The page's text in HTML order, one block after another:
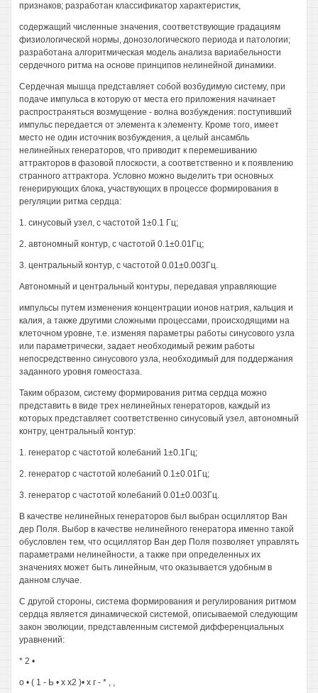
признаков; разработан классификатор характеристик,
содержащий численные значения, соответствующие градациям
физиологической нормы, донозологического периода и патологии;
разработана алгоритмическая модель анализа вариабельности
сердечного ритма на основе принципов нелинейной динамики.
Сердечная мышца представляет собой возбудимую систему, при
подаче импульса в которую от места его приложения начинает
распространяться возмущение - волна возбуждения: поступивший
импульс передается от элемента к элементу. Кроме того, имеет
место не один источник возбуждения, а целый ансамбль
нелинейных генераторов, что приводит к перемешиванию
аттракторов в фазовой плоскости, а соответственно и к появлению
странного аттрактора. Условно можно выделить три основных
генерирующих блока, участвующих в процессе формирования в
регуляции ритма сердца:
1. синусовый узел, с частотой 1±0.1 Гц;
2. автономный контур, с частотой 0.1±0.01Гц;
3. центральный контур, с частотой 0.01±0.003Гц.
Автономный и центральный контуры, передавая управляющие
импульсы путем изменения концентрации ионов натрия, кальция и
калия, а также другими сложными процессами, происходящими на
клеточном уровне, т.е. изменяя параметры работы синусового узла
или параметрически, задает необходимый режим работы
непосредственно синусового узла, необходимый для поддержания
заданного уровня гомеостаза.
Таким образом, систему формирования ритма сердца можно
представить в виде трех нелинейных генераторов, каждый из
которых представляет соответственно синусовый узел, автономный
контру, центральный контур:
1. генератор с частотой колебаний 1±0.1Гц;
2. генератор с частотой колебаний 0.1±0.01Гц;
3. генератор с частотой колебаний 0.01±0.003Гц.
В качестве нелинейных генераторов был выбран осциллятор Ван
дер Поля. Выбор в качестве нелинейного генератора именно такой
обусловлен тем, что осциллятор Ван дер Поля позволяет управлять
параметрами нелинейности, а также при определенных их
значениях может быть линейным, что оказывается удобным в
данном случае.
С другой стороны, система формирования и регулирования ритмом
сердца является динамической системой, описываемой следующим
закон эволюции, представленным системой дифференциальных
уравнений:
* 2 •
о • ( 1 - Ь • х х2 )• х г - * , ,